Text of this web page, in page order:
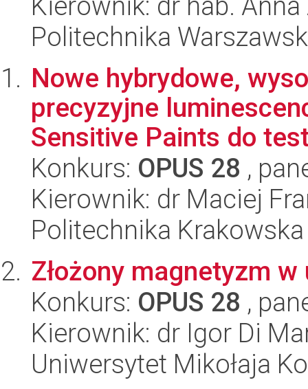
Politechnika
Nowe hybrydowe,
precyzyjne
Sensitive Paints do
Konkurs: OPUS 28 ,
Kierownik: dr Maciej
Politechnika
Złożony magnetyzm
Konkurs: OPUS 28 ,
Kierownik: dr Igor Di
Uniwersytet Mikołaja